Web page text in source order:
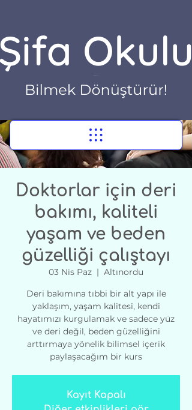
Doktorlar için deri
bakımı, kaliteli
yaşam ve beden
güzelliği çalıştayı
03 Nis Paz
  |
Altınordu
Deri bakımına tıbbi bir alt yapı ile
yaklaşım, yaşam kalitesi, kendi
hayatımızı kurgulamak ve sadece yüz
ve deri değil, beden güzelliğini
arttırmaya yönelik bilimsel içerik
paylaşacağım bir kurs
Kayıt Kapalı